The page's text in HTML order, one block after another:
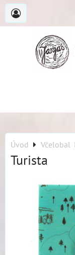
Úvod Včelobal
Turista